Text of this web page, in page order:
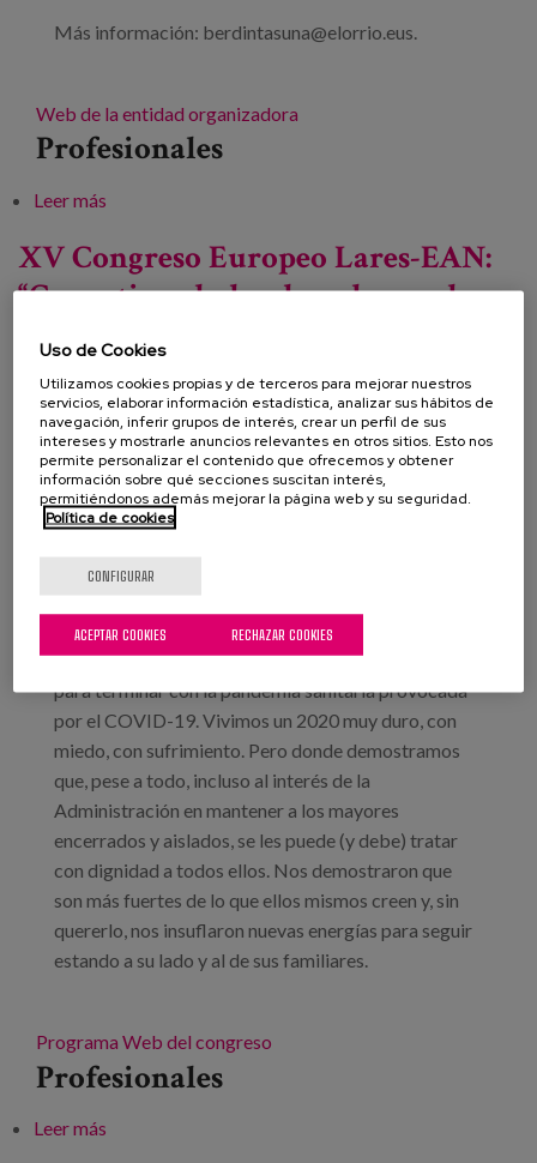
Más información: berdintasuna@elorrio.eus.
Web de la entidad organizadora
Profesionales
Leer más
XV Congreso Europeo Lares-EAN:
“Garantizando los derechos en los
cuidados de larga duración”
Fecha:
Tipo:Congreso
Línea de conocimiento:
Localización:Online
Hace justamente un año, todas nuestras esperanzas
estaban fijas en la vacunación como única fórmula
para terminar con la pandemia sanitaria provocada
por el COVID-19. Vivimos un 2020 muy duro, con
miedo, con sufrimiento. Pero donde demostramos
que, pese a todo, incluso al interés de la
Administración en mantener a los mayores
encerrados y aislados, se les puede (y debe) tratar
con dignidad a todos ellos. Nos demostraron que
son más fuertes de lo que ellos mismos creen y, sin
quererlo, nos insuflaron nuevas energías para seguir
estando a su lado y al de sus familiares.
Programa Web del congreso
Profesionales
Leer más
Uso de Cookies
Utilizamos cookies propias y de terceros para mejorar nuestros
servicios, elaborar información estadística, analizar sus hábitos de
navegación, inferir grupos de interés, crear un perfil de sus
intereses y mostrarle anuncios relevantes en otros sitios. Esto nos
permite personalizar el contenido que ofrecemos y obtener
información sobre qué secciones suscitan interés,
permitiéndonos además mejorar la página web y su seguridad.
Política de cookies
CONFIGURAR
RECHAZAR COOKIES
ACEPTAR COOKIES